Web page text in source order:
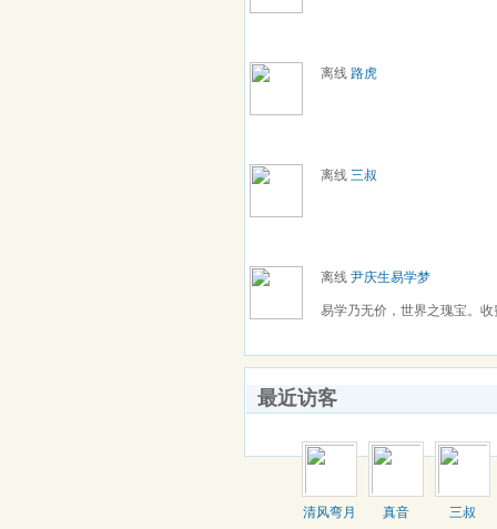
离线 路虎
离线 三叔
离线 尹庆生易学梦
易学乃无价，世界之瑰宝。
最近访客
清风弯月
真音 三叔